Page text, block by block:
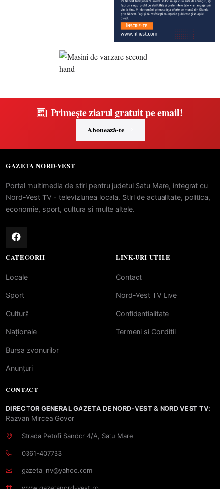
Primește ziarul gratuit pe email!
Abonează-te
GAZETA NORD-VEST
Portal multimedia de stiri pentru judetul Satu Mare, integrat cu
Nord-Vest TV - televiziunea locala. Stiri de actualitate, politica,
economie, sport, cultura si multe altele.
CATEGORII
Locale
Sport
Cultură
Naționale
Bursa zvonurilor
Anunțuri
LINK-URI UTILE
Contact
Nord-Vest TV Live
Confidentialitate
Termeni si Conditii
CONTACT
DIRECTOR GENERAL GAZETA DE NORD-VEST & NORD VEST TV:
Razvan Mircea Govor
Strada Petofi Sandor 4/A, Satu Mare
0361-407733
gazeta_nv@yahoo.com